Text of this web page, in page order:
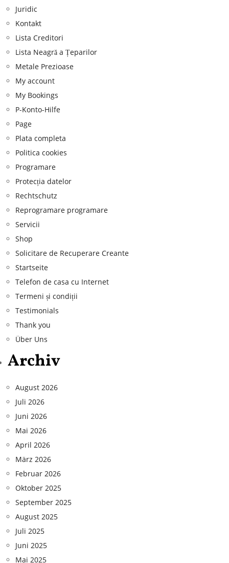
Juridic
Kontakt
Lista Creditori
Lista Neagră a Țeparilor
Metale Prezioase
My account
My Bookings
P-Konto-Hilfe
Page
Plata completa
Politica cookies
Programare
Protecția datelor
Rechtschutz
Reprogramare programare
Servicii
Shop
Solicitare de Recuperare Creante
Startseite
Telefon de casa cu Internet
Termeni și condiții
Testimonials
Thank you
Über Uns
Archiv
August 2026
Juli 2026
Juni 2026
Mai 2026
April 2026
März 2026
Februar 2026
Oktober 2025
September 2025
August 2025
Juli 2025
Juni 2025
Mai 2025